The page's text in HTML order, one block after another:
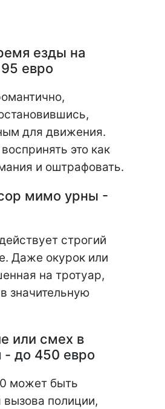
езды на
евро
для движения.
это как
и оштрафовать.
мимо урны -
строгий
Даже окурок или
на тротуар,
значительную
или смех в
- до 450 евро
может быть
полиции,